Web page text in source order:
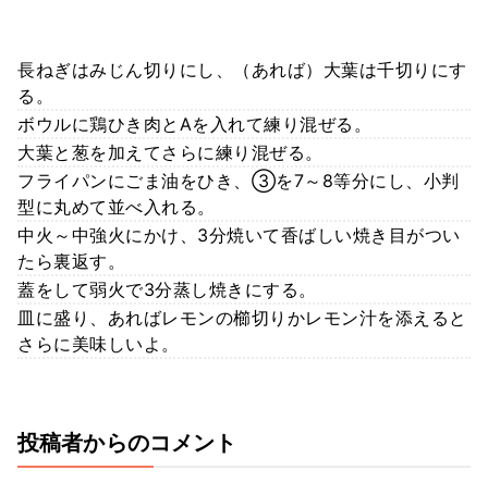
長ねぎはみじん切りにし、（あれば）大葉は千切りにす
る。
ボウルに鶏ひき肉とAを入れて練り混ぜる。
大葉と葱を加えてさらに練り混ぜる。
フライパンにごま油をひき、③を7～8等分にし、小判
型に丸めて並べ入れる。
中火～中強火にかけ、3分焼いて香ばしい焼き目がつい
たら裏返す。
蓋をして弱火で3分蒸し焼きにする。
皿に盛り、あればレモンの櫛切りかレモン汁を添えると
さらに美味しいよ。
投稿者からのコメント